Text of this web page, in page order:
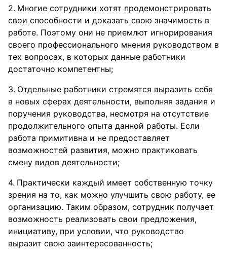
Многие сотрудники хотят продемонстрировать
свои способности и доказать свою значимость в
работе. Поэтому они не приемлют игнорирования
своего профессионального мнения руководством в
тех вопросах, в которых данные работники
достаточно компетентны;
Отдельные работники стремятся выразить себя
в новых сферах деятельности, выполняя задания и
поручения руководства, несмотря на отсутствие
продолжительного опыта данной работы. Если
работа примитивна и не предоставляет
возможностей развития, можно практиковать
смену видов деятельности;
Практически каждый имеет собственную точку
зрения на то, как можно улучшить свою работу, ее
организацию. Таким образом, сотрудник получает
возможность реализовать свои предложения,
инициативу, при условии, что руководство
выразит свою заинтересованность;